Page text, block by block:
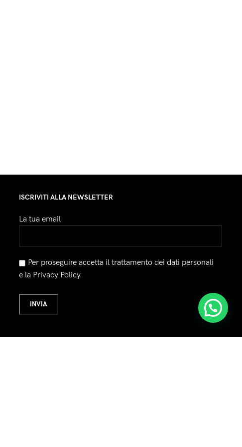
ISCRIVITI ALLA NEWSLETTER
La tua email
Per proseguire accetta il trattamento dei dati personali
e la Privacy Policy.